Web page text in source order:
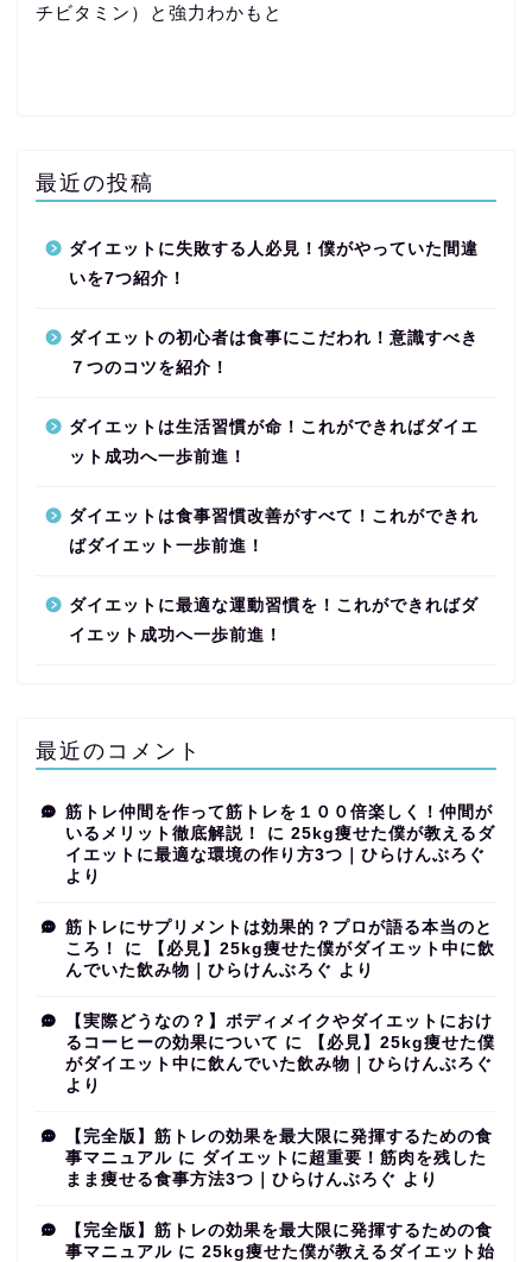
チビタミン）と強力わかもと
最近の投稿
ダイエットに失敗する人必見！僕がやっていた間違
いを7つ紹介！
ダイエットの初心者は食事にこだわれ！意識すべき
７つのコツを紹介！
ダイエットは生活習慣が命！これができればダイエ
ット成功へ一歩前進！
ダイエットは食事習慣改善がすべて！これができれ
ばダイエット一歩前進！
ダイエットに最適な運動習慣を！これができればダ
イエット成功へ一歩前進！
最近のコメント
筋トレ仲間を作って筋トレを１００倍楽しく！仲間が
いるメリット徹底解説！
に 25kg痩せた僕が教えるダ
イエットに最適な環境の作り方3つ｜ひらけんぶろぐ
より
筋トレにサプリメントは効果的？プロが語る本当のと
ころ！
に
【必見】25kg痩せた僕がダイエット中に飲
んでいた飲み物｜ひらけんぶろぐ より
【実際どうなの？】ボディメイクやダイエットにおけ
るコーヒーの効果について に
【必見】25kg痩せた僕
がダイエット中に飲んでいた飲み物｜ひらけんぶろぐ
より
【完全版】筋トレの効果を最大限に発揮するための食
事マニュアル に ダイエットに超重要！筋肉を残した
まま痩せる食事方法3つ｜ひらけんぶろぐ より
【完全版】筋トレの効果を最大限に発揮するための食
事マニュアル に 25kg痩せた僕が教えるダイエット始